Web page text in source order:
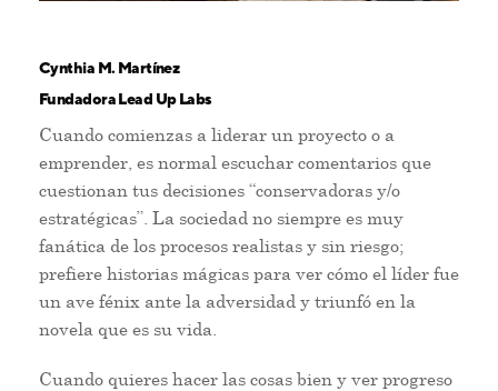
Cynthia M. Martínez
Fundadora Lead Up Labs
Cuando comienzas a liderar un proyecto o a
emprender, es normal escuchar comentarios que
cuestionan tus decisiones “conservadoras y/o
estratégicas”. La sociedad no siempre es muy
fanática de los procesos realistas y sin riesgo;
prefiere historias mágicas para ver cómo el líder fue
un ave fénix ante la adversidad y triunfó en la
novela que es su vida.
Cuando quieres hacer las cosas bien y ver progreso